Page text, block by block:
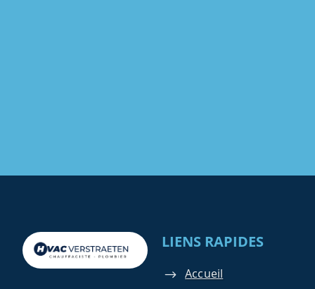
LIENS RAPIDES
Accueil